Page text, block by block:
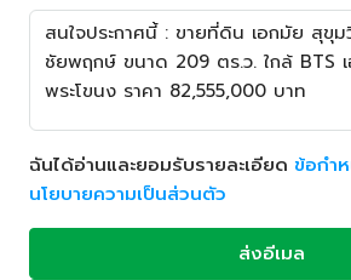
ฉันได้อ่านและยอมรับรายละเอียด ข้อกำ
นโยบายความเป็นส่วนตัว
ส่งอีเมล